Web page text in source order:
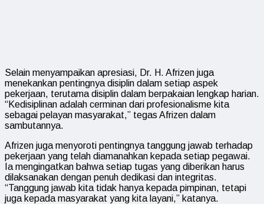
Selain menyampaikan apresiasi, Dr. H. Afrizen juga
menekankan pentingnya disiplin dalam setiap aspek
pekerjaan, terutama disiplin dalam berpakaian lengkap harian.
“Kedisiplinan adalah cerminan dari profesionalisme kita
sebagai pelayan masyarakat,” tegas Afrizen dalam
sambutannya.
Afrizen juga menyoroti pentingnya tanggung jawab terhadap
pekerjaan yang telah diamanahkan kepada setiap pegawai.
Ia mengingatkan bahwa setiap tugas yang diberikan harus
dilaksanakan dengan penuh dedikasi dan integritas.
“Tanggung jawab kita tidak hanya kepada pimpinan, tetapi
juga kepada masyarakat yang kita layani,” katanya.